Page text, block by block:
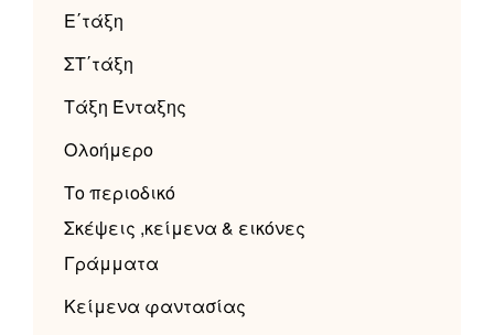
Ε΄τάξη
ΣΤ΄τάξη
Τάξη Ένταξης
Ολοήμερο
Το περιοδικό
Σκέψεις ,κείμενα & εικόνες
Γράμματα
Κείμενα φαντασίας